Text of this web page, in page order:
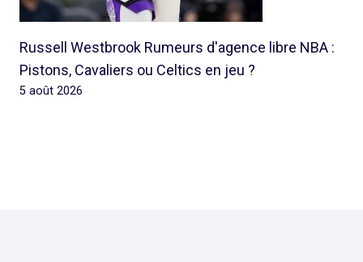
Russell Westbrook Rumeurs d'agence libre NBA :
Pistons, Cavaliers ou Celtics en jeu ?
5 août 2026